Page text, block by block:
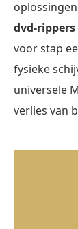
dvd-rippers
voor stap
fysieke
universele
verlies van